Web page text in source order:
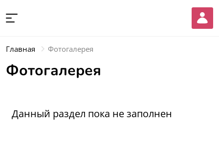
Главная Фотогалерея
Фотогалерея
Данный раздел пока не заполнен